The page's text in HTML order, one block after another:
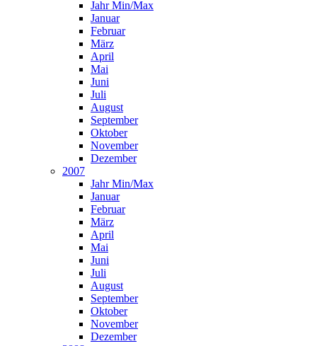
Jahr Min/Max
Januar
Februar
März
April
Mai
Juni
Juli
August
September
Oktober
November
Dezember
2007
Jahr Min/Max
Januar
Februar
März
April
Mai
Juni
Juli
August
September
Oktober
November
Dezember